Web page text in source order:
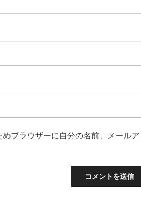
ブラウザーに自分の名前、メールア